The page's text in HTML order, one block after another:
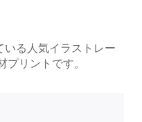
いる人気イラストレー
プリントです。